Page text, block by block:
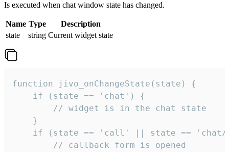
Is executed when chat window state has changed.
Name Type
Description
state
string Current widget state
function jivo_onChangeState(state) {
    if (state == 'chat') {
        // widget is in the chat state
    }
if (state == 'call' || state ==
        // callback form is opened